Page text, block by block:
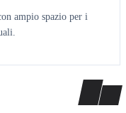
ampio spazio per i